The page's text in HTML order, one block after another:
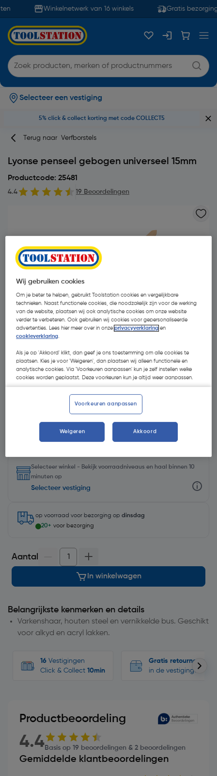
Winkelnetwerk van 16 winkels Gratis bezorging
Selecteer een vestiging
5% click & collect korting met code COLLECT5
Terug naar Verfborstels
Lyonse penseel gebogen universeel 15mm
Productcode: 25481
4.4 19 Beoordelingen
€ 1,99| Excl. btw € 1,64
Kies productvariant(2)
Selecteer winkel - Bekijk voorraadniveaus en haal binnen 10
minuten op
Selecteer vestiging
op voorraad voor bezorging op dinsdag
20+ voor bezorging
Aantal
In winkelwagen
Belangrijkste kenmerken en details
Varkenshaar, houten steel en vernikkelde bus. Geschikt
voor alkyd en acryl lakken.
16 Vestigingen
Click & Collect 10min
Gratis retourneren
in de vestigingen
Productbeoordeling
4.4Basis op 19 beoordelingen & 2 beoordelingen
Gemiddelde klantbeoordelingen
Wij gebruiken cookies
Om je beter te helpen, gebruikt Toolstation cookies en vergelijkbare
technieken. Naast functionele cookies, die noodzakelijk zijn voor de werking
van de website, plaatsen wij ook analytische cookies om onze website
verder te verbeteren. Ook gebruiken wij cookies voor gepersonaliseerde
advertenties. Lees hier meer over in onzeprivacyverklaring en
cookieverklaring
Als je op 'Akkoord' klikt, dan geef je ons toestemming om alle cookies te
plaatsen. Kies je voor 'Weigeren', dan plaatsen wij alleen functionele en
analytische cookies. Via 'Voorkeuren aanpassen' kun je zelf instellen welke
cookies worden geplaatst. Deze voorkeuren kun je altijd weer aanpassen.
Voorkeuren aanpassen
Weigeren Akkoord